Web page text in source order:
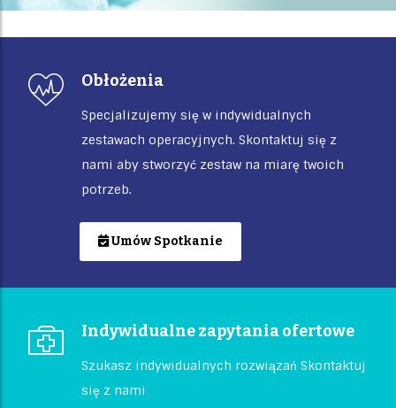
Obłożenia
Specjalizujemy się w indywidualnych
zestawach operacyjnych. Skontaktuj się z
nami aby stworzyć zestaw na miarę twoich
potrzeb.
Umów Spotkanie
Indywidualne zapytania ofertowe
Szukasz indywidualnych rozwiązań Skontaktuj
się z nami